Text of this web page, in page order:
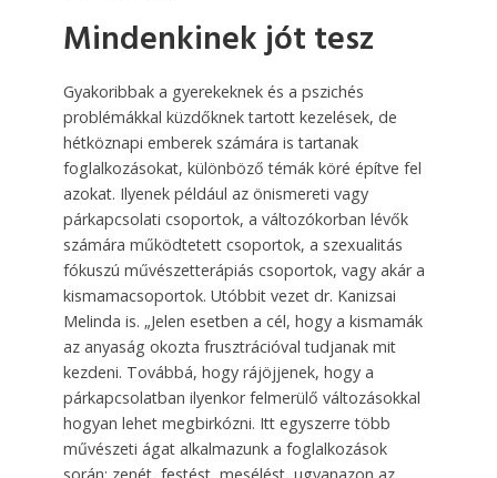
Mindenkinek jót tesz
Gyakoribbak a gyerekeknek és a pszichés
problémákkal küzdőknek tartott kezelések, de
hétköznapi emberek számára is tartanak
foglalkozásokat, különböző témák köré építve fel
azokat. Ilyenek például az önismereti vagy
párkapcsolati csoportok, a változókorban lévők
számára működtetett csoportok, a szexualitás
fókuszú művészetterápiás csoportok, vagy akár a
kismamacsoportok. Utóbbit vezet dr. Kanizsai
Melinda is. „Jelen esetben a cél, hogy a kismamák
az anyaság okozta frusztrációval tudjanak mit
kezdeni. Továbbá, hogy rájöjjenek, hogy a
párkapcsolatban ilyenkor felmerülő változásokkal
hogyan lehet megbirkózni. Itt egyszerre több
művészeti ágat alkalmazunk a foglalkozások